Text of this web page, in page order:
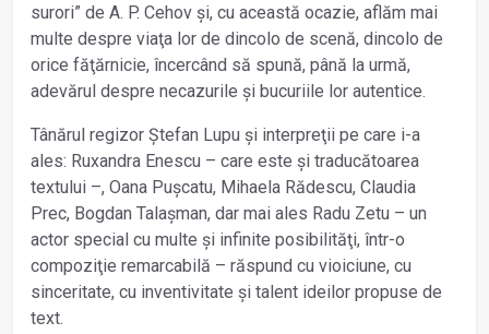
surori” de A. P. Cehov și, cu această ocazie, aflăm mai
multe despre viaţa lor de dincolo de scenă, dincolo de
orice făţărnicie, încercând să spună, până la urmă,
adevărul despre necazurile și bucuriile lor autentice.
Tânărul regizor Ștefan Lupu și interpreţii pe care i-a
ales: Ruxandra Enescu – care este și traducătoarea
textului –, Oana Pușcatu, Mihaela Rădescu, Claudia
Prec, Bogdan Talașman, dar mai ales Radu Zetu – un
actor special cu multe și infinite posibilităţi, într-o
compoziţie remarcabilă – răspund cu vioiciune, cu
sinceritate, cu inventivitate și talent ideilor propuse de
text.